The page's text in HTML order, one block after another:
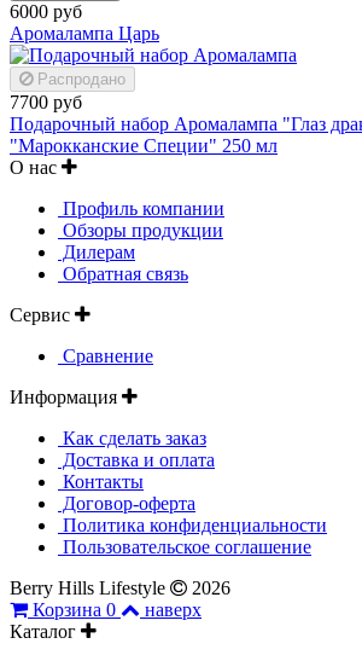
6000 руб
Аромалампа Царь
Распродано
7700 руб
Подарочный набор Аромалампа "Глаз
"Марокканские Специи" 250 мл
О нас
Профиль компании
Обзоры продукции
Дилерам
Обратная связь
Сервис
Сравнение
Информация
Как сделать заказ
Доставка и оплата
Контакты
Договор-оферта
Политика конфиденциальности
Пользовательское соглашение
Berry Hills Lifestyle
2026
Корзина 0
наверх
Каталог